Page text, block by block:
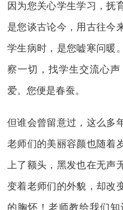
因为您关心学生学习，抚
是您谈古论今，用古往今
学生病时，是您嘘寒问暖
察一切，找学生交流心
爱。您便是春蚕。
但谁会曾留意过，这么多
老师们的美丽容颜也随着
上了额头，黑发也在无声
变着老师们的外貌，却改
的胸怀！老师教给我们